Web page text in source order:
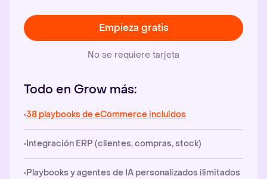
Empieza gratis
No se requiere tarjeta
Todo en Grow más:
38 playbooks de eCommerce incluidos
Integración ERP (clientes, compras, stock)
Playbooks y agentes de IA personalizados ilimitados